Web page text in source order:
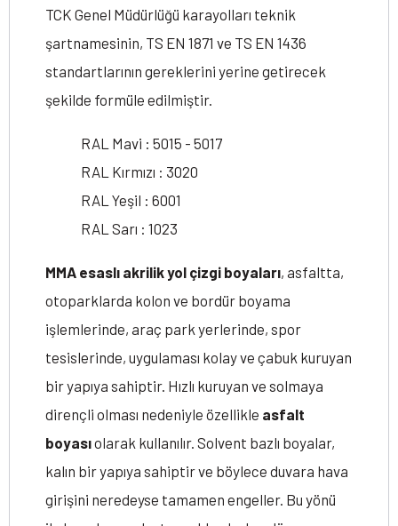
TCK Genel Müdürlüğü karayolları teknik
şartnamesinin, TS EN 1871 ve TS EN 1436
standartlarının gereklerini yerine getirecek
şekilde formüle edilmiştir.
RAL Mavi : 5015 - 5017
RAL Kırmızı : 3020
RAL Yeşil : 6001
RAL Sarı : 1023
MMA esaslı akrilik yol çizgi boyaları, asfaltta,
otoparklarda kolon ve bordür boyama
işlemlerinde, araç park yerlerinde, spor
tesislerinde, uygulaması kolay ve çabuk kuruyan
bir yapıya sahiptir. Hızlı kuruyan ve solmaya
dirençli olması nedeniyle özellikle asfalt
boyasıolarak kullanılır. Solvent bazlı boyalar,
kalın bir yapıya sahiptir ve böylece duvara hava
girişini neredeyse tamamen engeller. Bu yönü